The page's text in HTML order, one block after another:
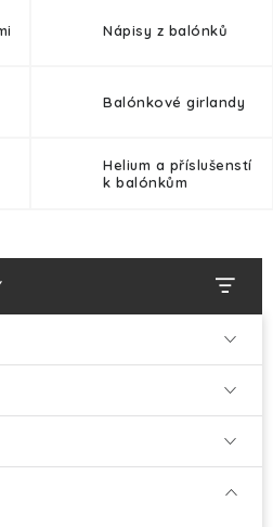
Nápisy z balónků
Balónkové girlandy
Helium a příslušenstí
k balónkům